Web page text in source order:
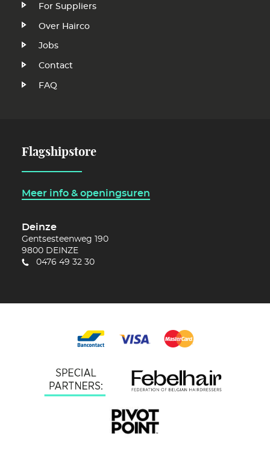
VoetFor Suppliers
Over Hairco
Jobs
Contact
FAQ
Flagshipstore
Meer info & openingsuren
Deinze
Gentsesteenweg 190
9800 DEINZE
0476 49 32 30